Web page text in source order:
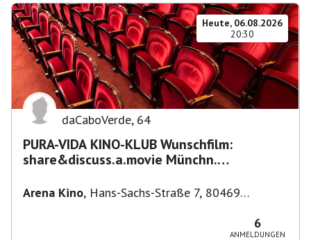
Heute, 06.08.2026
20:30
daCaboVerde, 64
PURA-VIDA KINO-KLUB Wunschfilm:
share&discuss.a.movie Münchn.
Arena Kino, Hans-Sachs-Straße 7, 80469
6
ANMELDUNGEN